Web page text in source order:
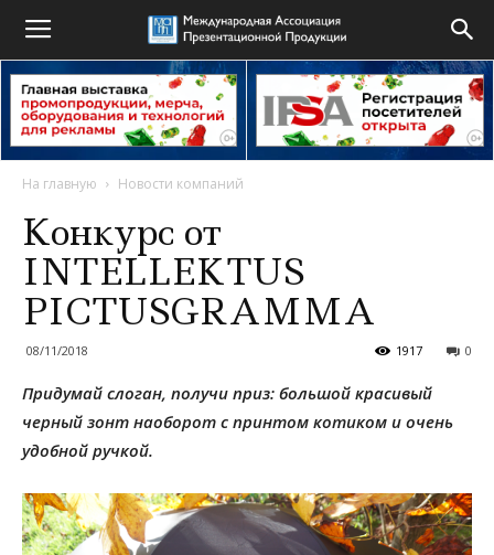
На главную Новости компаний
Конкурс от
INTELLEKTUS
PICTUSGRAMMA
08/11/2018 0
1917
Придумай слоган, получи приз: большой красивый
черный зонт наоборот с принтом котиком и очень
удобной ручкой.